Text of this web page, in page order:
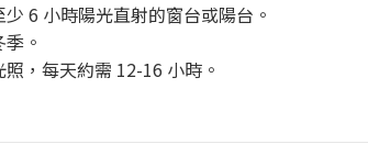
6 小時陽光直射的窗台或陽台。
。
，每天約需 12-16 小時。